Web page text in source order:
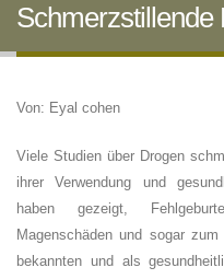
Schmerzstillende
Von: Eyal cohen
Viele Studien über Drogen
ihrer Verwendung und
haben gezeigt,
Magenschäden und sogar
bekannten und als